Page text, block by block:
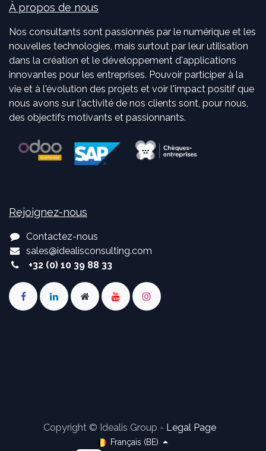
À propos de nous
Nos consultants sont passionnés par le numérique et les
nouvelles technologies, mais surtout par leur utilisation
dans la création et le développement d'applications
innovantes pour les entreprises. Pouvoir participer à la
vie et à l'évolution des projets et voir l'impact positif que
nous avons sur l'activité de nos clients sont, pour nous,
des objectifs motivants et passionnants.
Rejoignez-nous
Contactez-nous
sales@idealisconsulting.com
+32 (0) 10 39 88 33
Copyright © Idealis Group - Legal Page
Français (BE)